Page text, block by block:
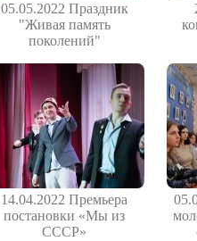
05.05.2022 Праздник
"Живая память
поколений"
14.04.2022 Премьера
постановки «Мы из
СССР»